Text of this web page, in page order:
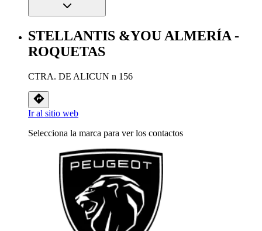
STELLANTIS &YOU ALMERÍA -
ROQUETAS
CTRA. DE ALICUN n 156
Ir al sitio web
Selecciona la marca para ver los contactos